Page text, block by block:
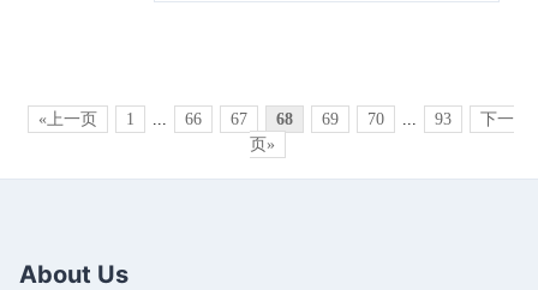
«上一页 1 ... 66 67 68 69 70 ... 93
下一
页»
About Us